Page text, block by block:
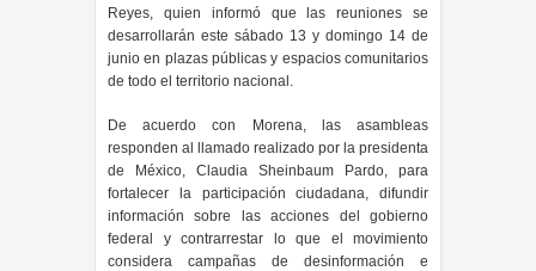
Reyes, quien informó que las reuniones se
desarrollarán este sábado 13 y domingo 14 de
junio en plazas públicas y espacios comunitarios
de todo el territorio nacional.
De acuerdo con Morena, las asambleas
responden al llamado realizado por la presidenta
de México, Claudia Sheinbaum Pardo, para
fortalecer la participación ciudadana, difundir
información sobre las acciones del gobierno
federal y contrarrestar lo que el movimiento
considera campañas de desinformación e